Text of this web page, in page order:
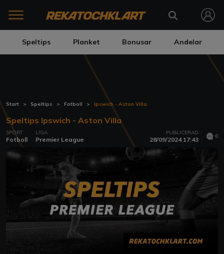
Speltips Planket Bonusar Andelar
Start Speltips Fotboll Ipswich - Aston Villa
Speltips Ipswich - Aston Villa
SPORT
Fotboll
LIGA
Premier League
PUBLICERAD
28/09/2024 17:43 0